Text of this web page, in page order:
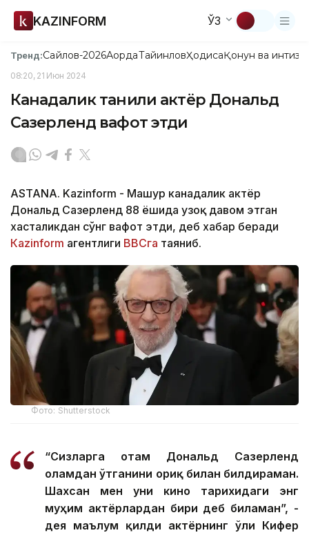
KAZINFORM ЎЗ
Тренд:Сайлов-2026АқордаТайинловҲодисаҚонун ва
08:20, 21 Июн 2024
Канадалик таниқли актёр Дональд
Сазерленд вафот этди
ASTANA. Kazinform - Машҳур канадалик актёр
Дональд Сазерленд 88 ёшида узоқ давом этган
хасталикдан сўнг вафот этди, деб хабар беради
Кazinform агентлиги BBCга таяниб.
Фото: Shutterstock
“Сизларга отам Дональд Сазерленд
оламдан ўтганини оғриқ билан билдираман.
Шахсан мен уни кино тарихидаги энг
муҳим актёрлардан бири деб биламан”, -
дея маълум қилди актёрнинг ўғли Кифер